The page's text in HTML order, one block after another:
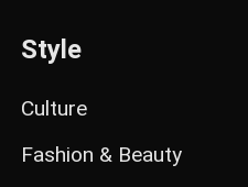
Style
Culture
Fashion & Beauty